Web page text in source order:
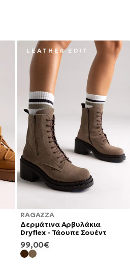
RAGAZZA
Δερμάτινα Αρβυλάκια
Dryflex - Τάουπε Σουέντ
L E A T H E R E D I T
ΚΑΝΟΝΙΚΉ
ΤΙΜΉ
99,00€